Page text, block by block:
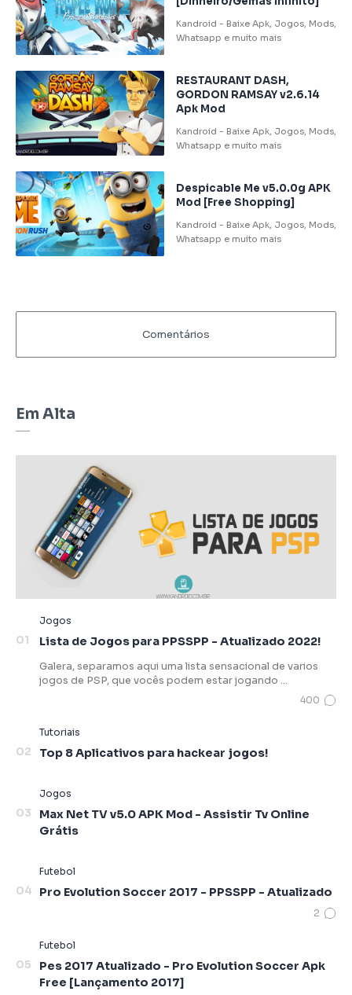
RESTAURANT DASH,
GORDON RAMSAY v2.6.14
Apk Mod
Despicable Me v5.0.0g APK
Mod [Free Shopping]
Em Alta
Lista de Jogos para PPSSPP - Atualizado 2022!
Galera, separamos aqui uma lista sensacional de varios
jogos de PSP, que vocês podem estar jogando …
Top 8 Aplicativos para hackear jogos!
Max Net TV v5.0 APK Mod - Assistir Tv Online
Grátis
Pro Evolution Soccer 2017 - PPSSPP - Atualizado
Pes 2017 Atualizado - Pro Evolution Soccer Apk
Free [Lançamento 2017]